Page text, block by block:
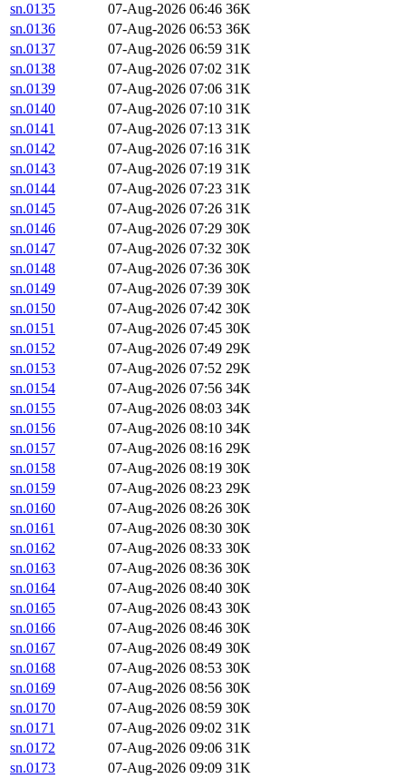
sn.0135
07-Aug-2026 06:46 36K
sn.0136
07-Aug-2026 06:53 36K
sn.0137
07-Aug-2026 06:59 31K
sn.0138
07-Aug-2026 07:02 31K
sn.0139
07-Aug-2026 07:06 31K
sn.0140
07-Aug-2026 07:10 31K
sn.0141
07-Aug-2026 07:13 31K
sn.0142
07-Aug-2026 07:16 31K
sn.0143
07-Aug-2026 07:19 31K
sn.0144
07-Aug-2026 07:23 31K
sn.0145
07-Aug-2026 07:26 31K
sn.0146
07-Aug-2026 07:29 30K
sn.0147
07-Aug-2026 07:32 30K
sn.0148
07-Aug-2026 07:36 30K
sn.0149
07-Aug-2026 07:39 30K
sn.0150
07-Aug-2026 07:42 30K
sn.0151
07-Aug-2026 07:45 30K
sn.0152
07-Aug-2026 07:49 29K
sn.0153
07-Aug-2026 07:52 29K
sn.0154
07-Aug-2026 07:56 34K
sn.0155
07-Aug-2026 08:03 34K
sn.0156
07-Aug-2026 08:10 34K
sn.0157
07-Aug-2026 08:16 29K
sn.0158
07-Aug-2026 08:19 30K
sn.0159
07-Aug-2026 08:23 29K
sn.0160
07-Aug-2026 08:26 30K
sn.0161
07-Aug-2026 08:30 30K
sn.0162
07-Aug-2026 08:33 30K
sn.0163
07-Aug-2026 08:36 30K
sn.0164
07-Aug-2026 08:40 30K
sn.0165
07-Aug-2026 08:43 30K
sn.0166
07-Aug-2026 08:46 30K
sn.0167
07-Aug-2026 08:49 30K
sn.0168
07-Aug-2026 08:53 30K
sn.0169
07-Aug-2026 08:56 30K
sn.0170
07-Aug-2026 08:59 30K
sn.0171
07-Aug-2026 09:02 31K
sn.0172
07-Aug-2026 09:06 31K
sn.0173
07-Aug-2026 09:09 31K